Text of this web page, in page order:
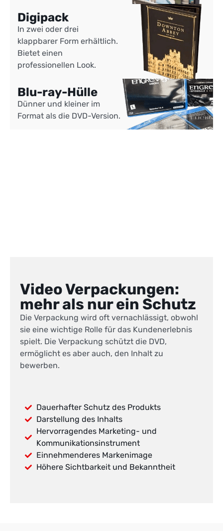
Digipack
In zwei oder drei
klappbarer Form erhältlich.
Bietet einen
professionellen Look.
Blu-ray-Hülle
Dünner und kleiner im
Format als die DVD-Version.
Video Verpackungen:
mehr als nur ein Schutz
Die Verpackung wird oft vernachlässigt, obwohl
sie eine wichtige Rolle für das Kundenerlebnis
spielt. Die Verpackung schützt die DVD,
ermöglicht es aber auch, den Inhalt zu
bewerben.
Dauerhafter Schutz des Produkts
Darstellung des Inhalts
Hervorragendes Marketing- und
Kommunikationsinstrument
Einnehmenderes Markenimage
Höhere Sichtbarkeit und Bekanntheit